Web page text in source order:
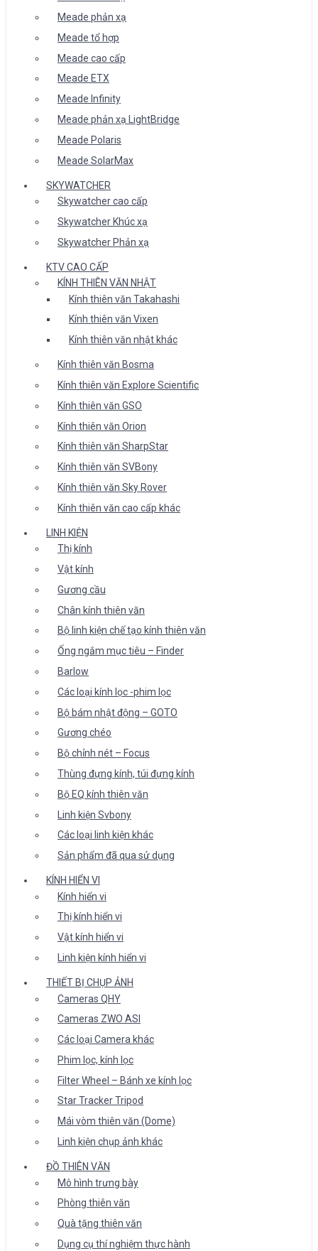
Meade phản xạ
Meade tổ hợp
Meade cao cấp
Meade ETX
Meade Infinity
Meade phản xạ LightBridge
Meade Polaris
Meade SolarMax
SKYWATCHER
Skywatcher cao cấp
Skywatcher Khúc xạ
Skywatcher Phản xạ
KTV CAO CẤP
KÍNH THIÊN VĂN NHẬT
Kính thiên văn Takahashi
Kính thiên văn Vixen
Kính thiên văn nhật khác
Kính thiên văn Bosma
Kính thiên văn Explore Scientific
Kính thiên văn GSO
Kính thiên văn Orion
Kính thiên văn SharpStar
Kính thiên văn SVBony
Kính thiên văn Sky Rover
Kính thiên văn cao cấp khác
LINH KIỆN
Thị kính
Vật kính
Gương cầu
Chân kính thiên văn
Bộ linh kiện chế tạo kính thiên văn
Ống ngắm mục tiêu – Finder
Barlow
Các loại kính lọc -phim lọc
Bộ bám nhật động – GOTO
Gương chéo
Bộ chỉnh nét – Focus
Thùng đựng kính, túi đựng kính
Bộ EQ kính thiên văn
Linh kiện Svbony
Các loại linh kiện khác
Sản phẩm đã qua sử dụng
KÍNH HIỂN VI
Kính hiển vi
Thị kính hiển vi
Vật kính hiển vi
Linh kiện kính hiển vi
THIẾT BỊ CHỤP ẢNH
Cameras QHY
Cameras ZWO ASI
Các loại Camera khác
Phim lọc, kính lọc
Filter Wheel – Bánh xe kính lọc
Star Tracker Tripod
Mái vòm thiên văn (Dome)
Linh kiện chụp ảnh khác
ĐỒ THIÊN VĂN
Mô hình trưng bày
Phòng thiên văn
Quà tặng thiên văn
Dụng cụ thí nghiệm thực hành